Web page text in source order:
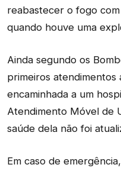
reabastecer o fogo
quando houve uma
Ainda segundo os
primeiros atendimentos
encaminhada a um
Atendimento Móvel de
saúde dela não foi
Em caso de